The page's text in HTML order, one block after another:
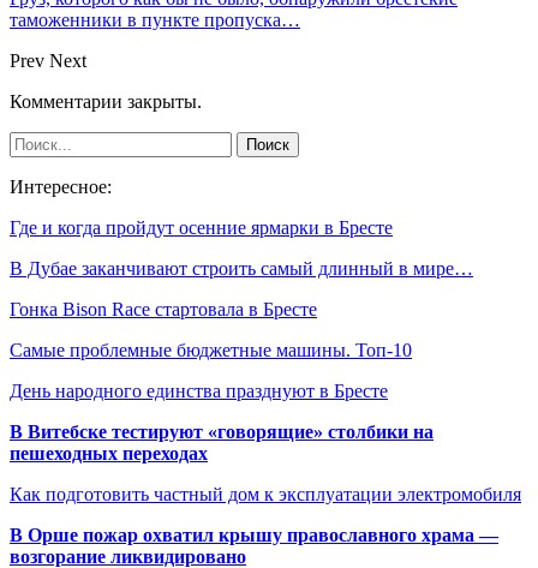
таможенники в пункте пропуска…
Prev Next
Комментарии закрыты.
Интересное:
Где и когда пройдут осенние ярмарки в Бресте
В Дубае заканчивают строить самый длинный в мире…
Гонка Bison Race стартовала в Бресте
Самые проблемные бюджетные машины. Топ-10
День народного единства празднуют в Бресте
В Витебске тестируют «говорящие» столбики на
пешеходных переходах
Как подготовить частный дом к эксплуатации электромобиля
В Орше пожар охватил крышу православного храма —
возгорание ликвидировано